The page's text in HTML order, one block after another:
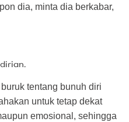
dia, minta dia berkabar,
tentang bunuh diri
untuk tetap dekat
emosional, sehingga